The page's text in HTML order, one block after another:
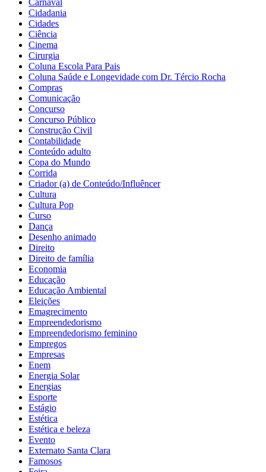
Cidadania
Cidades
Ciência
Cinema
Cirurgia
Coluna Escola Para Pais
Coluna Saúde e Longevidade com Dr. Tércio Rocha
Compras
Comunicação
Concurso
Concurso Público
Construção Civil
Contabilidade
Conteúdo adulto
Copa do Mundo
Corrida
Criador (a) de Conteúdo/Influêncer
Cultura
Cultura Pop
Curso
Dança
Desenho animado
Direito
Direito de família
Economia
Educação
Educação Ambiental
Eleições
Emagrecimento
Empreendedorismo
Empreendedorismo feminino
Empregos
Empresas
Enem
Energia Solar
Energias
Esporte
Estágio
Estética
Estética e beleza
Evento
Externato Santa Clara
Famosos